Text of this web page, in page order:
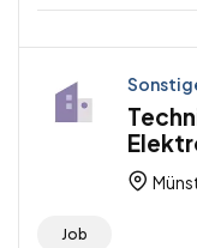
Job